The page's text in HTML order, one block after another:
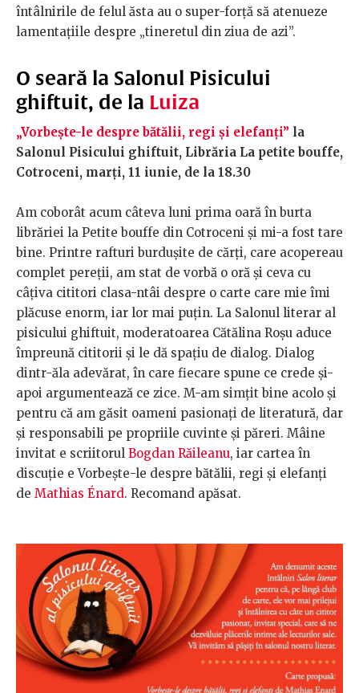
întâlnirile de felul ăsta au o super-forță să atenueze
lamentațiile despre „tineretul din ziua de azi”.
O seară la Salonul Pisicului
ghiftuit, de la Luiza
„Vorbește-le despre bătălii, regi și elefanți” la
Salonul Pisicului ghiftuit, Librăria La petite bouffe,
Cotroceni, marți, 11 iunie, de la 18.30
Am coborât acum câteva luni prima oară în burta
librăriei la Petite bouffe din Cotroceni și mi-a fost tare
bine. Printre rafturi burdușite de cărți, care acopereau
complet pereții, am stat de vorbă o oră și ceva cu
câțiva cititori clasa-ntâi despre o carte care mie îmi
plăcuse enorm, iar lor mai puțin. La Salonul literar al
pisicului ghiftuit, moderatoarea Cătălina Roșu aduce
împreună cititorii și le dă spațiu de dialog. Dialog
dintr-ăla adevărat, în care fiecare spune ce crede și-
apoi argumentează ce zice. M-am simțit bine acolo și
pentru că am găsit oameni pasionați de literatură, dar
și responsabili pe propriile cuvinte și păreri. Mâine
invitat e scriitorul Bogdan Răileanu, iar cartea în
discuție e Vorbește-le despre bătălii, regi și elefanți
de Mathias Énard. Recomand apăsat.